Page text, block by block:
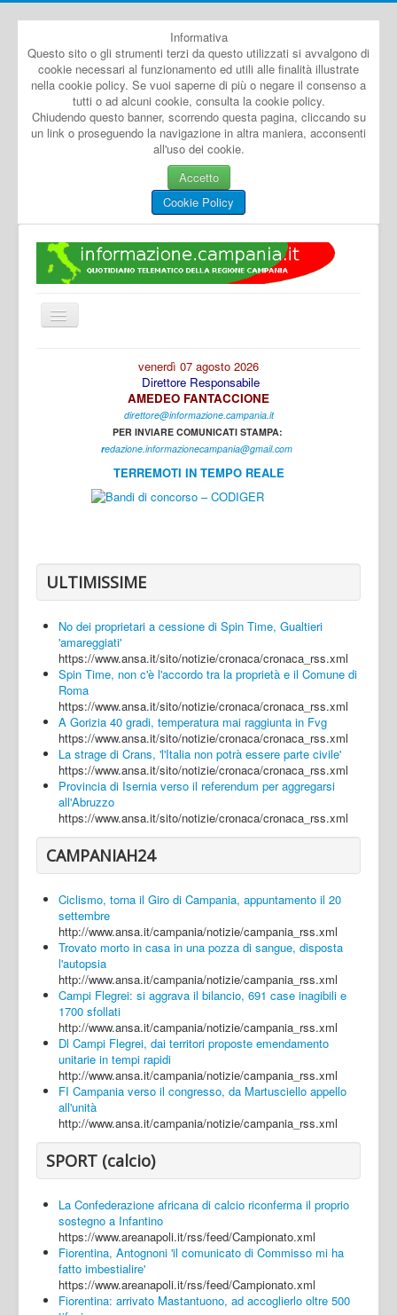
Informativa
Questo sito o gli strumenti terzi da questo utilizzati si avvalgono di
cookie necessari al funzionamento ed utili alle finalità illustrate
nella cookie policy. Se vuoi saperne di più o negare il consenso a
tutti o ad alcuni cookie, consulta la cookie policy.
Chiudendo questo banner, scorrendo questa pagina, cliccando su
un link o proseguendo la navigazione in altra maniera, acconsenti
all'uso dei cookie.
Accetto
Cookie Policy
Cambia
navigazione
Caserta
Napoli
Salerno
Login
venerdì 07 agosto 2026
Direttore Responsabile
AMEDEO FANTACCIONE
direttore@informazione.campania.it
PER INVIARE COMUNICATI STAMPA:
redazione.informazionecampania@gmail.com
TERREMOTI IN TEMPO REALE
ULTIMISSIME
No dei proprietari a cessione di Spin Time, Gualtieri
'amareggiati'
https://www.ansa.it/sito/notizie/cronaca/cronaca_rss.xml
Spin Time, non c'è l'accordo tra la proprietà e il Comune di
Roma
https://www.ansa.it/sito/notizie/cronaca/cronaca_rss.xml
A Gorizia 40 gradi, temperatura mai raggiunta in Fvg
https://www.ansa.it/sito/notizie/cronaca/cronaca_rss.xml
La strage di Crans, 'l'Italia non potrà essere parte civile'
https://www.ansa.it/sito/notizie/cronaca/cronaca_rss.xml
Provincia di Isernia verso il referendum per aggregarsi
all'Abruzzo
https://www.ansa.it/sito/notizie/cronaca/cronaca_rss.xml
CAMPANIAH24
Ciclismo, torna il Giro di Campania, appuntamento il 20
settembre
http://www.ansa.it/campania/notizie/campania_rss.xml
Trovato morto in casa in una pozza di sangue, disposta
l'autopsia
http://www.ansa.it/campania/notizie/campania_rss.xml
Campi Flegrei: si aggrava il bilancio, 691 case inagibili e
1700 sfollati
http://www.ansa.it/campania/notizie/campania_rss.xml
Dl Campi Flegrei, dai territori proposte emendamento
unitarie in tempi rapidi
http://www.ansa.it/campania/notizie/campania_rss.xml
FI Campania verso il congresso, da Martusciello appello
all'unità
http://www.ansa.it/campania/notizie/campania_rss.xml
SPORT (calcio)
La Confederazione africana di calcio riconferma il proprio
sostegno a Infantino
https://www.areanapoli.it/rss/feed/Campionato.xml
Fiorentina, Antognoni 'il comunicato di Commisso mi ha
fatto imbestialire'
https://www.areanapoli.it/rss/feed/Campionato.xml
Fiorentina: arrivato Mastantuono, ad accoglierlo oltre 500